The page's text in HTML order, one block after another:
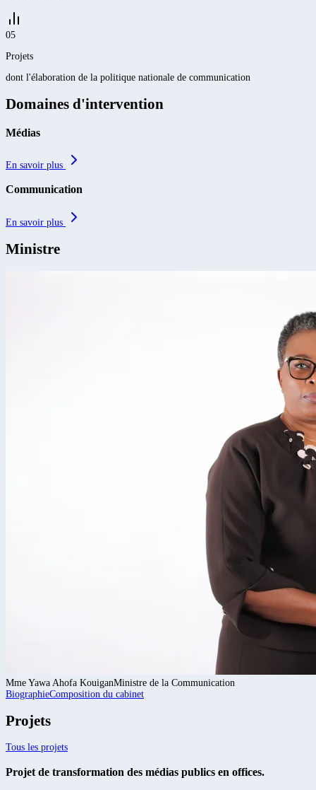
05
Projets
dont l'élaboration de la politique nationale de communication
Domaines d'intervention
Médias
En savoir plus
Communication
En savoir plus
Ministre
Mme Yawa Ahofa KouiganMinistre de la Communication
BiographieComposition du cabinet
Projets
Tous les projets
Projet de transformation des médias publics en offices.